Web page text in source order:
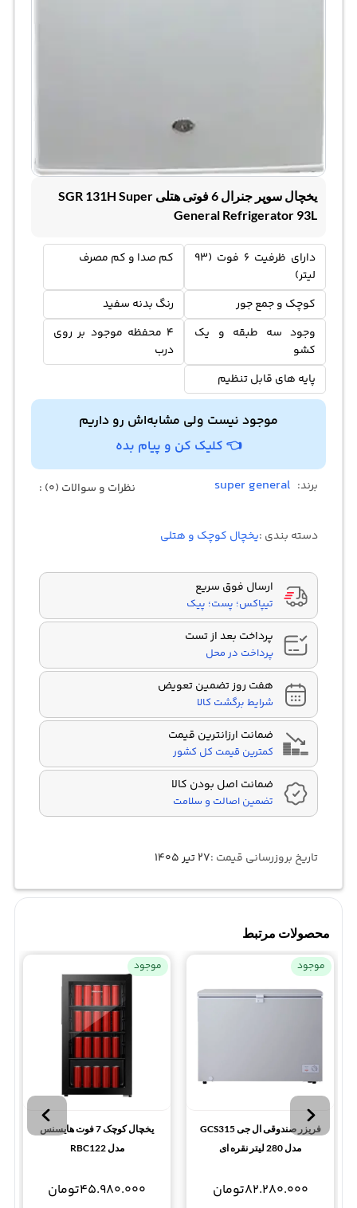
یخچال سوپر جنرال 6 فوتی هتلی SGR 131H Super
General Refrigerator 93L
دارای ظرفیت 6 فوت (93
لیتر)
کم صدا و کم مصرف
کوچک و جمع جور
رنگ بدنه سفید
وجود سه طبقه و یک
کشو
4 محفظه موجود بر روی
درب
پایه های قابل تنظیم
موجود نیست ولی مشابه‌اش رو داریم
👈 کلیک کن و پیام بده
برند: super general نظرات و سوالات (0) :
دسته بندی :یخچال کوچک و هتلی
ارسال فوق سریع
تیپاکس؛ پست؛ پیک
پرداخت بعد از تست
پرداخت در محل
هفت روز تضمین تعویض
شرایط برگشت کالا
ضمانت ارزانترین قیمت
کمترین قیمت کل کشور
ضمانت اصل بودن کالا
تضمین اصالت و سلامت
تاریخ بروزرسانی قیمت :۲۷ تیر ۱۴۰۵
محصولات مرتبط
موجود
فریزر صندوقی ال جی GCS315
مدل 280 لیتر نقره ای
82.280.000تومان
موجود
یخچال کوچک 7 فوت هایسنس
مدل RBC122
45.980.000تومان